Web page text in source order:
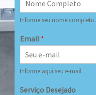
Informe seu nome completo.
Email *
Informe aqui seu e-mail.
Serviço Desejado